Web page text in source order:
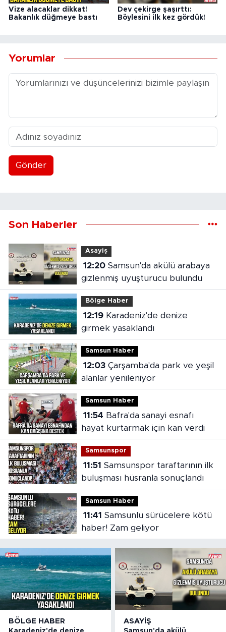
Vize alacaklar dikkat!
Bakanlık düğmeye bastı
Dev çekirge şaşırttı:
Böylesini ilk kez gördük!
Yorumlar
Gönder
Son Haberler
Asayiş
12:20Samsun'da akülü arabaya
gizlenmiş uyuşturucu bulundu
Bölge Haber
12:19Karadeniz'de denize
girmek yasaklandı
Samsun Haber
12:03Çarşamba'da park ve yeşil
alanlar yenileniyor
Samsun Haber
11:54
hayat kurtarmak için kan verdi
Samsunspor
11:51
buluşması hüsranla sonuçlandı
Samsun Haber
11:41
haber! Zam geliyor
BÖLGE HABER ASAYIŞ